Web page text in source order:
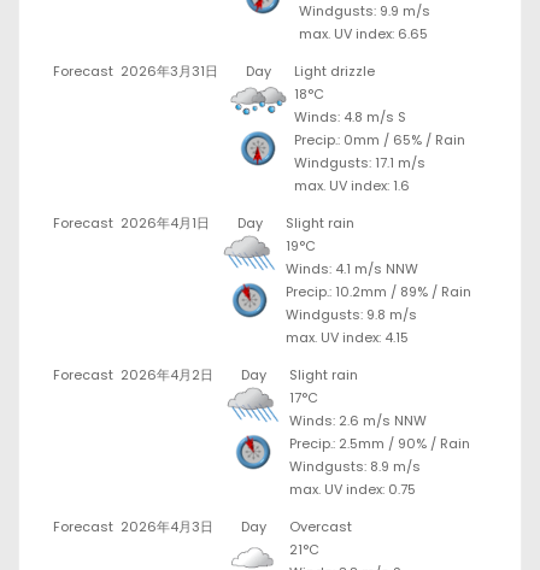
Windgusts: 9.9 m/s
max. UV index: 6.65
Forecast 2026年3月31日 Day
Light drizzle
18°C
Winds: 4.8 m/s S
Precip.: 0mm / 65% / Rain
Windgusts: 17.1 m/s
max. UV index: 1.6
Forecast 2026年4月1日 Day
Slight rain
19°C
Winds: 4.1 m/s NNW
Precip.: 10.2mm / 89% / Rain
Windgusts: 9.8 m/s
max. UV index: 4.15
Forecast 2026年4月2日 Day
Slight rain
17°C
Winds: 2.6 m/s NNW
Precip.: 2.5mm / 90% / Rain
Windgusts: 8.9 m/s
max. UV index: 0.75
Forecast 2026年4月3日 Day
Overcast
21°C